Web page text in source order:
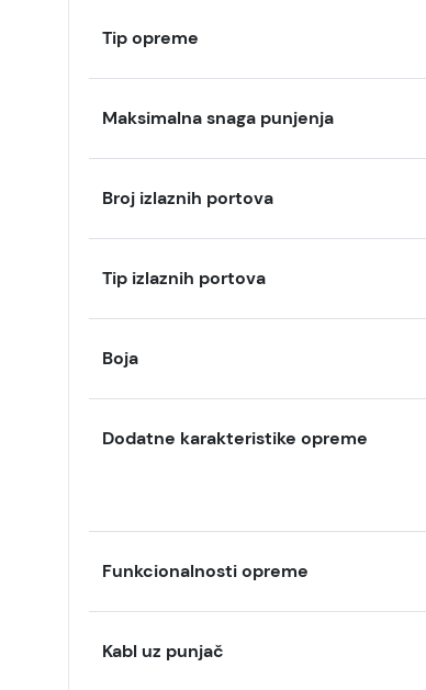
Tip opreme
Maksimalna snaga punjenja
Broj izlaznih portova
Tip izlaznih portova
Boja
Dodatne karakteristike opreme
Funkcionalnosti opreme
Kabl uz punjač